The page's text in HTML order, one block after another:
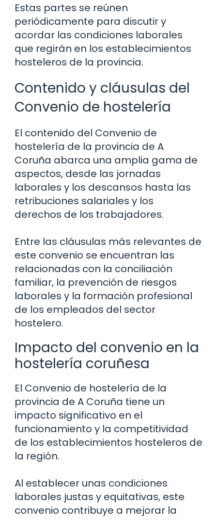
Estas partes se reúnen
periódicamente para discutir y
acordar las condiciones laborales
que regirán en los establecimientos
hosteleros de la provincia.
Contenido y cláusulas del
Convenio de hostelería
El contenido del Convenio de
hostelería de la provincia de A
Coruña abarca una amplia gama de
aspectos, desde las jornadas
laborales y los descansos hasta las
retribuciones salariales y los
derechos de los trabajadores.
Entre las cláusulas más relevantes de
este convenio se encuentran las
relacionadas con la conciliación
familiar, la prevención de riesgos
laborales y la formación profesional
de los empleados del sector
hostelero.
Impacto del convenio en la
hostelería coruñesa
El Convenio de hostelería de la
provincia de A Coruña tiene un
impacto significativo en el
funcionamiento y la competitividad
de los establecimientos hosteleros de
la región.
Al establecer unas condiciones
laborales justas y equitativas, este
convenio contribuye a mejorar la